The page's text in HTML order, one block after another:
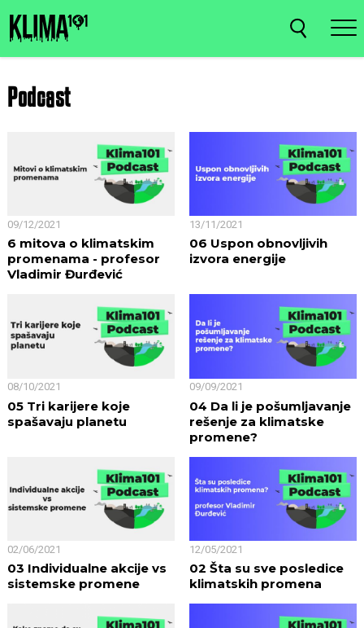
Podcast
09/12/2021
6 mitova o klimatskim
promenama - profesor
Vladimir Đurđević
13/11/2021
06 Uspon obnovljivih
izvora energije
08/10/2021
05 Tri karijere koje
spašavaju planetu
09/09/2021
04 Da li je pošumljavanje
rešenje za klimatske
promene?
02/06/2021
03 Individualne akcije vs
sistemske promene
12/05/2021
02 Šta su sve posledice
klimatskih promena